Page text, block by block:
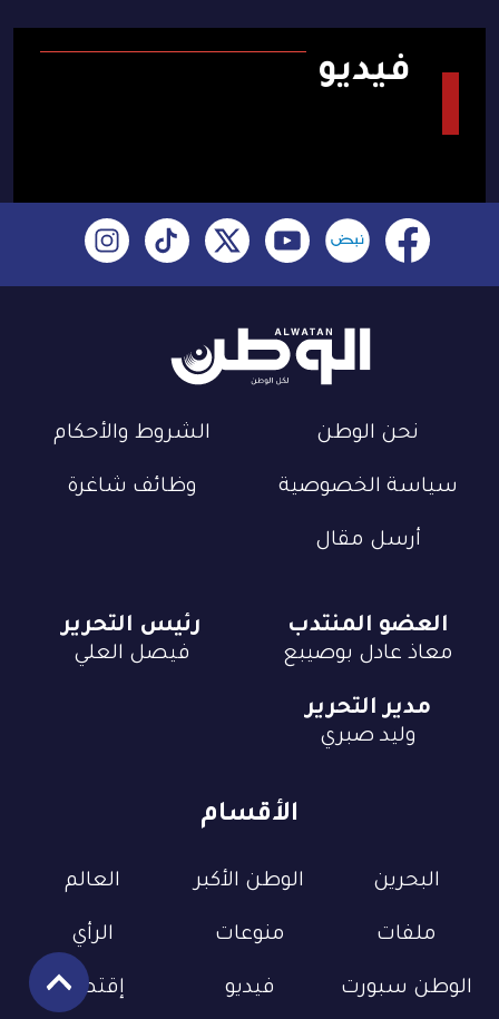
فيديو
نحن الوطن الشروط والأحكام
سياسة الخصوصية وظائف شاغرة
أرسل مقال
الأقسام
البحرين الوطن الأكبر العالم
ملفات منوعات الرأي
الوطن سبورت فيديو إقتصاد
العضو المنتدب
معاذ عادل بوصيبع
رئيس التحرير
فيصل العلي
مدير التحرير
وليد صبري